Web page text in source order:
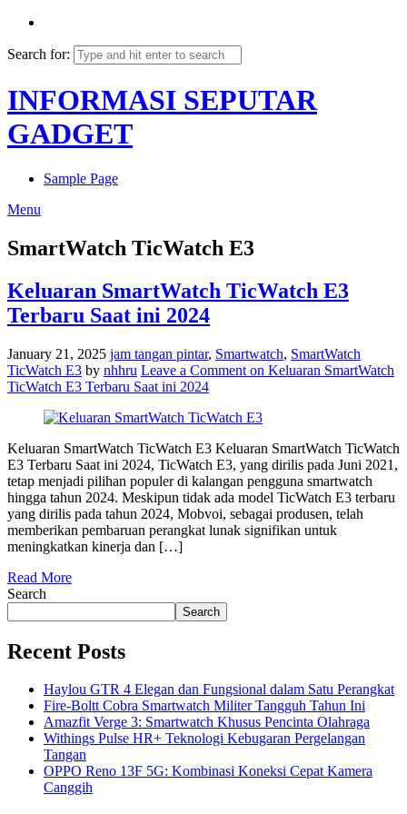
Search for:
INFORMASI SEPUTAR
GADGET
Sample Page
Menu
SmartWatch TicWatch E3
Keluaran SmartWatch TicWatch E3
Terbaru Saat ini 2024
January 21, 2025 jam tangan pintar, Smartwatch, SmartWatch
TicWatch E3 by nhhru Leave a Comment on Keluaran SmartWatch
TicWatch E3 Terbaru Saat ini 2024
Keluaran SmartWatch TicWatch E3 Keluaran SmartWatch TicWatch
E3 Terbaru Saat ini 2024, TicWatch E3, yang dirilis pada Juni 2021,
tetap menjadi pilihan populer di kalangan pengguna smartwatch
hingga tahun 2024. Meskipun tidak ada model TicWatch E3 terbaru
yang dirilis pada tahun 2024, Mobvoi, sebagai produsen, telah
memberikan pembaruan perangkat lunak signifikan untuk
meningkatkan kinerja dan […]
Read More
Search
Search
Recent Posts
Haylou GTR 4 Elegan dan Fungsional dalam Satu Perangkat
Fire-Boltt Cobra Smartwatch Militer Tangguh Tahun Ini
Amazfit Verge 3: Smartwatch Khusus Pencinta Olahraga
Withings Pulse HR+ Teknologi Kebugaran Pergelangan
Tangan
OPPO Reno 13F 5G: Kombinasi Koneksi Cepat Kamera
Canggih